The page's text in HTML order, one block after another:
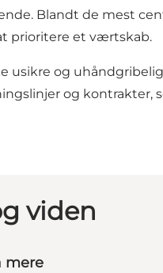
Blandt de mest
prioritere et værtskab.
og
og kontrakter,
viden
mere